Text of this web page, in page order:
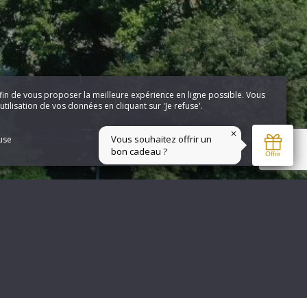
de vous proposer la meilleure expérience en ligne possible. Vous
de vos données en cliquant sur 'Je refuse'.